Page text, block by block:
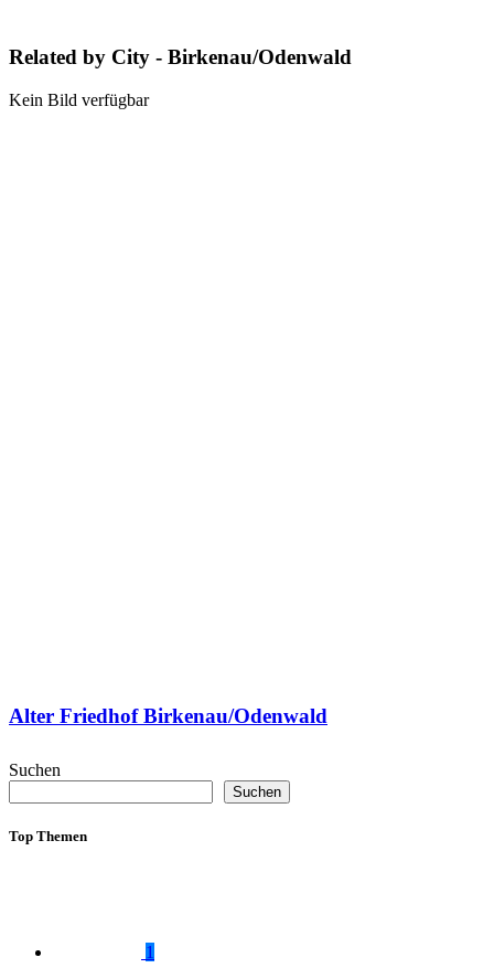
Related by City - Birkenau/Odenwald
Kein Bild verfügbar
Alter Friedhof Birkenau/Odenwald
Suchen
Suchen
Top Themen
1